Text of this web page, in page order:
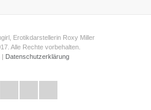
Erotikdarstellerin Roxy Miller
Alle Rechte vorbehalten.
| Datenschutzerklärung